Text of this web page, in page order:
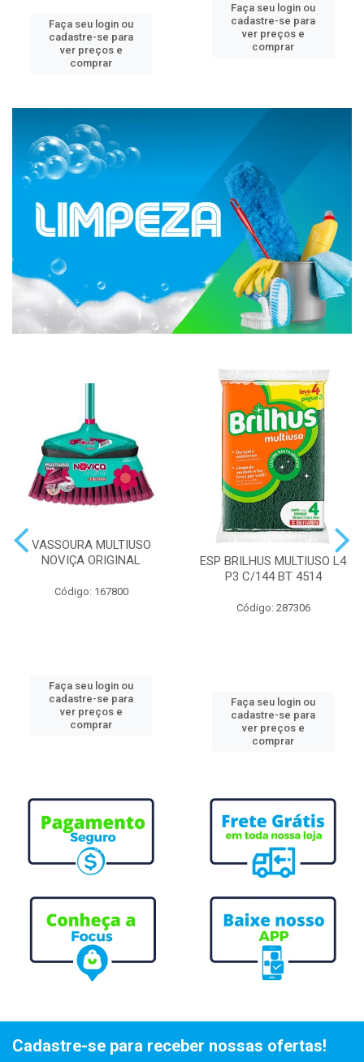
Faça seu login ou
cadastre-se para
ver preços e
comprar
Faça seu login ou
cadastre-se para
ver preços e
comprar
VASSOURA MULTIUSO
NOVIÇA ORIGINAL
Código: 167800
Faça seu login ou
cadastre-se para
ver preços e
comprar
ESP BRILHUS MULTIUSO L4
P3 C/144 BT 4514
Código: 287306
Faça seu login ou
cadastre-se para
ver preços e
comprar
Cadastre-se para receber nossas ofertas!